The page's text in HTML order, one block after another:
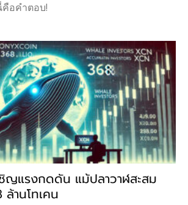
อคำตอบ!
ญแรงกดดัน แม้ปลาวาฬสะสม
านโทเคน